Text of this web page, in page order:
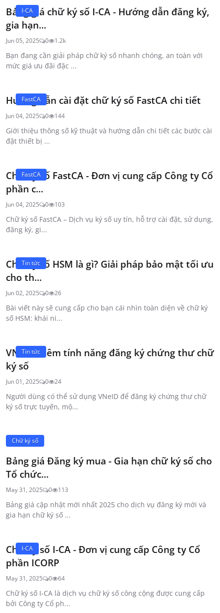
I-CA
Bảng giá chữ ký số I-CA - Hướng dẫn đăng ký,
gia hạn...
Jun 05, 2025 0 1.2k
Bạn đang cần giải pháp chữ ký số nhanh chóng, an toàn với
mức giá ưu đãi đặc ...
FastCA
Hướng dẫn cài đặt chữ ký số FastCA chi tiết
Jun 04, 2025 0 144
Giới thiệu thông số kỹ thuật và hướng dẫn chi tiết các bước cài
đặt thiết bị ...
FastCA
Chữ ký số FastCA - Đơn vị cung cấp Công ty Cổ
phần c...
Jun 04, 2025 0 103
Chữ ký số FastCA – Dịch vụ ký số uy tín, hỗ trợ cài đặt, sử dụng,
đăng ký, gi...
Tin tức
Chữ ký số HSM là gì? Giải pháp bảo mật tối ưu
cho th...
Jun 02, 2025 0 26
Bài viết này sẽ cung cấp cho bạn cái nhìn toàn diện về chữ ký
số HSM: khái ni...
Tin tức
VNeID thêm tính năng đăng ký chứng thư chữ
ký số
Jun 01, 2025 0 24
Người dùng có thể sử dụng VNeID để đăng ký chứng thư chữ
ký số trực tuyến, mộ...
Chữ ký số
Bảng giá Đăng ký mua - Gia hạn chữ ký số cho
Tổ chức...
May 31, 2025 0 113
Bảng giá cập nhật mới nhất 2025 cho dịch vụ đăng ký mới và
gia hạn chữ ký số ...
I-CA
Chữ ký số I-CA - Đơn vị cung cấp Công ty Cổ
phần ICORP
May 31, 2025 0 64
Chữ ký số I-CA là dịch vụ chữ ký số công cộng được cung cấp
bởi Công ty Cổ ph...